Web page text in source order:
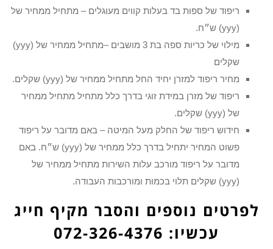
ריפוד של ספות בד בעלות קווים מעוגלים – מתחיל ממחיר של
(yyy) ש״ח.
מילוי של כריות ספה בת 3 מושבים –מתחיל ממחיר של (yyy)
שקלים
מחיר ריפוד למזרן יחיד החל מתחיל ממחיר של (yyy) שקלים.
ריפוד של מזרן במידת זוגי בדרך כלל מתחיל מתחיל ממחיר
של (yyy) שקלים.
חידוש ריפוד של החלק מעל המיטה – באם מדובר על ריפוד
פשוט המחיר יתחיל בדרך כלל ממחיר של (yyy) ש״ח. באם
מדובר על ריפוד מורכב עלות השירות מתחיל ממחיר של
(yyy) שקלים תלוי בכמות ומורכבות העבודה.
לפרטים נוספים והסבר מקיף חייג
עכשיו: 072-326-4376